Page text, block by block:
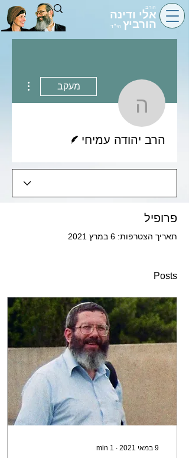
הרב
אלי ודינה
הורביץ הי״ד
הרב יהודה
מעקב
הרב יהודה עמיחי
פרופיל
תאריך הצטרפות: 6 במרץ 2021
Posts
9 במאי 2021 ∙
1
min